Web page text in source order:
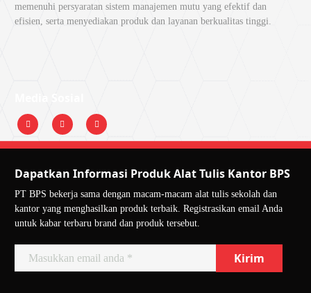
memenuhi persyaratan sistem manajemen mutu yang efektif dan
efisien, serta menyediakan produk dan layanan berkualitas tinggi.
Dapatkan Informasi Produk Alat Tulis Kantor BPS
PT BPS bekerja sama dengan macam-macam alat tulis sekolah dan
kantor yang menghasilkan produk terbaik. Registrasikan email Anda
untuk kabar terbaru brand dan produk tersebut.